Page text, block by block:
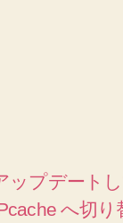
ップデート
へ切